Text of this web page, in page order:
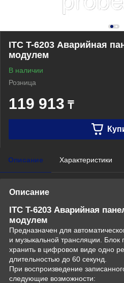
ITC T-6203 Аварийная
модулем
В наличии
Розница
119 913 ₸
Описание Характеристики
Описание
ITC T-6203 Аварийная
модулем
Предназначен для
и музыкальной трансляции. Блок
хранить в цифровом виде одно
длительностью до 60 секунд.
При воспроизведение
следующие возможности: